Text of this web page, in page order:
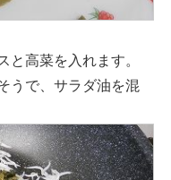
と高菜を入れます。
うで、サラダ油を混